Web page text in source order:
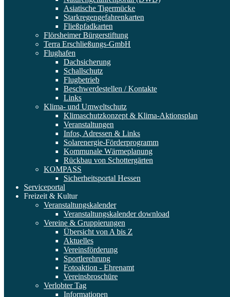
Asiatische Tigermücke
Starkregengefahrenkarten
Fließpfadkarten
Flörsheimer Bürgerstiftung
Terra Erschließungs-GmbH
Flughafen
Dachsicherung
Schallschutz
Flugbetrieb
Beschwerdestellen / Kontakte
Links
Klima- und Umweltschutz
Klimaschutzkonzept & Klima-Aktionsplan
Veranstaltungen
Infos, Adressen & Links
Solarenergie-Förderprogramm
Kommunale Wärmeplanung
Rückbau von Schottergärten
KOMPASS
Sicherheitsportal Hessen
Serviceportal
Freizeit & Kultur
Veranstaltungskalender
Veranstaltungskalender download
Vereine & Gruppierungen
Übersicht von A bis Z
Aktuelles
Vereinsförderung
Sportlerehrung
Fotoaktion - Ehrenamt
Vereinsbroschüre
Verlobter Tag
Informationen